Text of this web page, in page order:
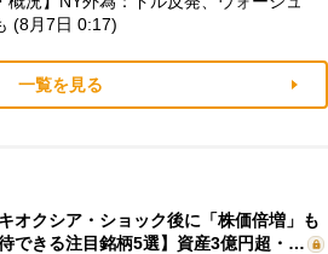
(8月7日 0:17)
一覧を見る
キオクシア・ショック後に「株価倍増」も
できる注目銘柄5選】資産3億円超・…